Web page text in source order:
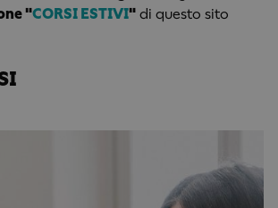
"CORSI ESTIVI" di questo sito